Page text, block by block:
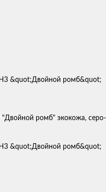
ромб" экокожа, серо-